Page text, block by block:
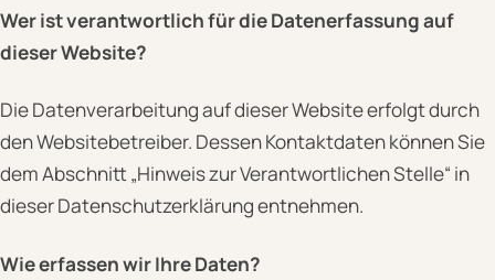
Wer ist verantwortlich für die Datenerfassung auf
dieser Website?
Die Datenverarbeitung auf dieser Website erfolgt durch
den Websitebetreiber. Dessen Kontaktdaten können Sie
dem Abschnitt „Hinweis zur Verantwortlichen Stelle“ in
dieser Datenschutzerklärung entnehmen.
Wie erfassen wir Ihre Daten?